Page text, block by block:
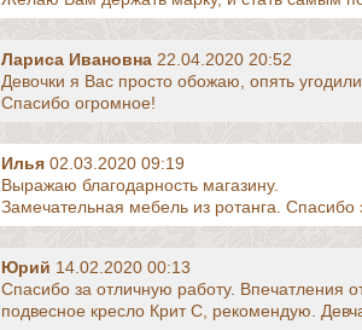
Лариса Ивановна 22.04.2020 20:52
Девочки я Вас просто обожаю, опять
Спасибо огромное!
Илья 02.03.2020 09:19
Выражаю благодарность магазину.
Замечательная мебель из ротанга. Спасибо
Юрий 14.02.2020 00:13
Спасибо за отличную работу. Впечатления
подвесное кресло Крит С, рекомендую.